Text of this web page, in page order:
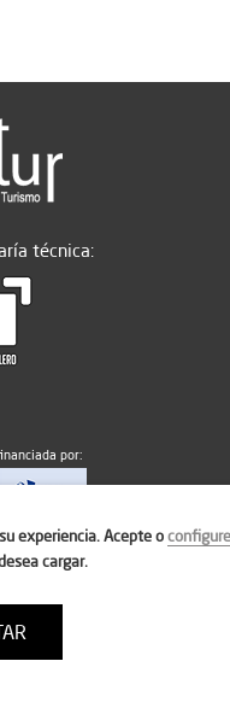
técnica:
por:
Condiciones de uso
experiencia. Acepte oconfigure
cargar.